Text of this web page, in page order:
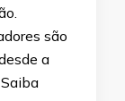
são
a